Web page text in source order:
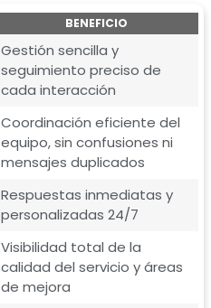
BENEFICIO
Gestión sencilla y
seguimiento preciso de
cada interacción
Coordinación eficiente del
equipo, sin confusiones ni
mensajes duplicados
Respuestas inmediatas y
personalizadas 24/7
Visibilidad total de la
calidad del servicio y áreas
de mejora